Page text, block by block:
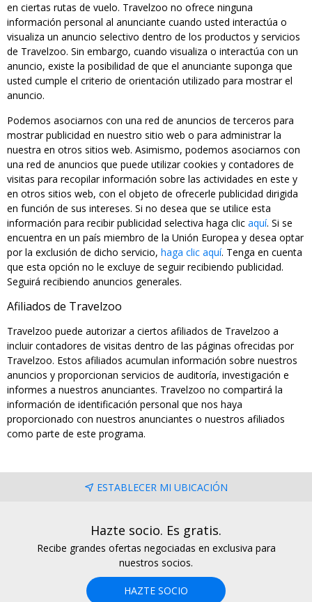
en ciertas rutas de vuelo. Travelzoo no ofrece ninguna
información personal al anunciante cuando usted interactúa o
visualiza un anuncio selectivo dentro de los productos y servicios
de Travelzoo. Sin embargo, cuando visualiza o interactúa con un
anuncio, existe la posibilidad de que el anunciante suponga que
usted cumple el criterio de orientación utilizado para mostrar el
anuncio.
Podemos asociarnos con una red de anuncios de terceros para
mostrar publicidad en nuestro sitio web o para administrar la
nuestra en otros sitios web. Asimismo, podemos asociarnos con
una red de anuncios que puede utilizar cookies y contadores de
visitas para recopilar información sobre las actividades en este y
en otros sitios web, con el objeto de ofrecerle publicidad dirigida
en función de sus intereses. Si no desea que se utilice esta
información para recibir publicidad selectiva haga clic aquí. Si se
encuentra en un país miembro de la Unión Europea y desea optar
por la exclusión de dicho servicio, haga clic aquí. Tenga en cuenta
que esta opción no le excluye de seguir recibiendo publicidad.
Seguirá recibiendo anuncios generales.
Afiliados de Travelzoo
Travelzoo puede autorizar a ciertos afiliados de Travelzoo a
incluir contadores de visitas dentro de las páginas ofrecidas por
Travelzoo. Estos afiliados acumulan información sobre nuestros
anuncios y proporcionan servicios de auditoría, investigación e
informes a nuestros anunciantes. Travelzoo no compartirá la
información de identificación personal que nos haya
proporcionado con nuestros anunciantes o nuestros afiliados
como parte de este programa.
ESTABLECER MI UBICACIÓN
Hazte socio. Es gratis.
Recibe grandes ofertas negociadas en exclusiva para
nuestros socios.
HAZTE SOCIO